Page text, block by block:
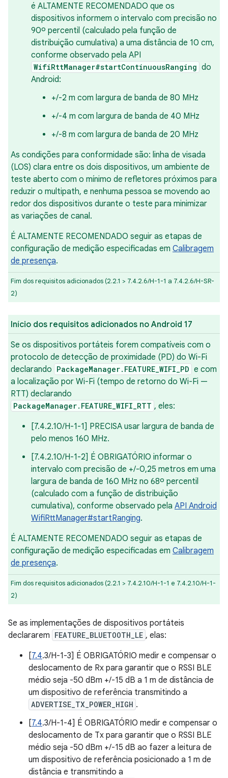
é ALTAMENTE RECOMENDADO que os
dispositivos informem o intervalo com precisão no
90º percentil (calculado pela função de
distribuição cumulativa) a uma distância de 10 cm,
conforme observado pela API
WifiRttManager#startContinuousRanging do
Android:
+/-2 m com largura de banda de 80 MHz
+/-4 m com largura de banda de 40 MHz
+/-8 m com largura de banda de 20 MHz
As condições para conformidade são: linha de visada
(LOS) clara entre os dois dispositivos, um ambiente de
teste aberto com o mínimo de refletores próximos para
reduzir o multipath, e nenhuma pessoa se movendo ao
redor dos dispositivos durante o teste para minimizar
as variações de canal.
É ALTAMENTE RECOMENDADO seguir as etapas de
configuração de medição especificadas em Calibragem
de presença.
Fim dos requisitos adicionados (2.2.1 > 7.4.2.6/H-1-1 a 7.4.2.6/H-SR-
2)
Início dos requisitos adicionados no Android 17
Se os dispositivos portáteis forem compatíveis com o
protocolo de detecção de proximidade (PD) do Wi-Fi
declarando PackageManager.FEATURE_WIFI_PD e com
a localização por Wi-Fi (tempo de retorno do Wi-Fi —
RTT) declarando
PackageManager.FEATURE_WIFI_RTT , eles:
[7.4.2.10/H-1-1] PRECISA usar largura de banda de
pelo menos 160 MHz.
[7.4.2.10/H-1-2] É OBRIGATÓRIO informar o
intervalo com precisão de +/-0,25 metros em uma
largura de banda de 160 MHz no 68º percentil
(calculado com a função de distribuição
cumulativa), conforme observado pela API Android
WifiRttManager#startRanging.
É ALTAMENTE RECOMENDADO seguir as etapas de
configuração de medição especificadas em Calibragem
de presença.
Fim dos requisitos adicionados (2.2.1 > 7.4.2.10/H-1-1 e 7.4.2.10/H-1-
2)
Se as implementações de dispositivos portáteis
declararem FEATURE_BLUETOOTH_LE , elas:
[7.4.3/H-1-3] É OBRIGATÓRIO medir e compensar o
deslocamento de Rx para garantir que o RSSI BLE
médio seja -50 dBm +/-15 dB a 1 m de distância de
um dispositivo de referência transmitindo a
ADVERTISE_TX_POWER_HIGH .
[7.4.3/H-1-4] É OBRIGATÓRIO medir e compensar o
deslocamento de Tx para garantir que o RSSI BLE
médio seja -50 dBm +/-15 dB ao fazer a leitura de
um dispositivo de referência posicionado a 1 m de
distância e transmitindo a